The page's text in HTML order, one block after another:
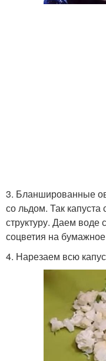
3. Бланшированные
со льдом. Так капуста
структуру. Даем воде
соцветия на
4. Нарезаем всю